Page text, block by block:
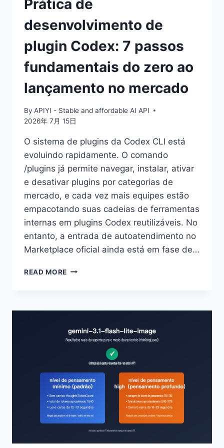
SOL
Prática de
desenvolvimento de
plugin Codex: 7 passos
fundamentais do zero ao
lançamento no mercado
By APIYI - Stable and affordable AI API
2026年 7月 15日
O sistema de plugins da Codex CLI está
evoluindo rapidamente. O comando
/plugins já permite navegar, instalar, ativar
e desativar plugins por categorias de
mercado, e cada vez mais equipes estão
empacotando suas cadeias de ferramentas
internas em plugins Codex reutilizáveis. No
entanto, a entrada de autoatendimento no
Marketplace oficial ainda está em fase de…
READ MORE PRÁTICA
PLUGIN
7
PASSOS
FUNDAMENTAIS
ZERO
AO
LANÇAMENTO
NO
MERCADO